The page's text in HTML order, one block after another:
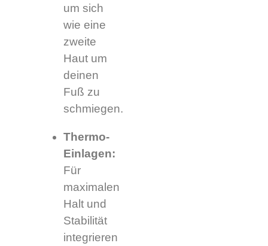
um sich
wie eine
zweite
Haut um
deinen
Fuß zu
schmiegen.
Thermo-
Einlagen:
Für
maximalen
Halt und
Stabilität
integrieren